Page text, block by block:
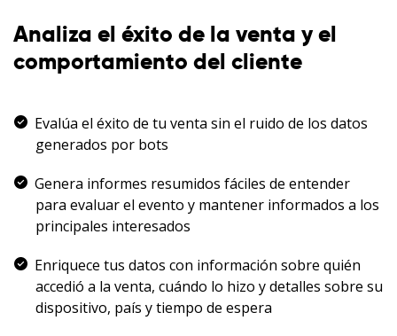
Analiza el éxito de la venta y el
comportamiento del cliente
Evalúa el éxito de tu venta sin el ruido de los datos
generados por bots
Genera informes resumidos fáciles de entender
para evaluar el evento y mantener informados a los
principales interesados
Enriquece tus datos con información sobre quién
accedió a la venta, cuándo lo hizo y detalles sobre su
dispositivo, país y tiempo de espera